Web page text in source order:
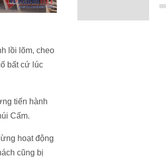
lồi lõm, cheo
bất cứ lúc
tiến hành
Cấm.
hoạt động
cũng bị